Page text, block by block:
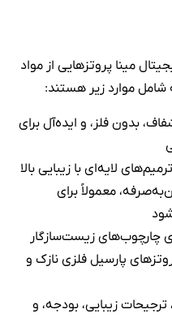
مینا پروتزهایی از مواد
شامل موارد زیر هستند:
بدون فلز، و ایده‌آل برای
لایه‌ای با زیبایی بالا
معمولاً برای
پارسیل فلزی نازک و
زیبایی، بودجه، و